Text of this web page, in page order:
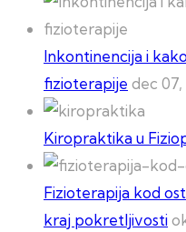
Inkontinencija i
fizioterapije dec 07,
Kiropraktika u
Fizioterapija kod
kraj pokretljivosti